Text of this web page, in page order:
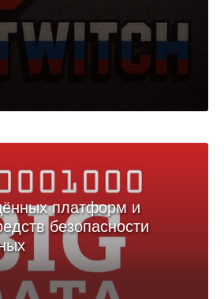
платформ и
безопасности